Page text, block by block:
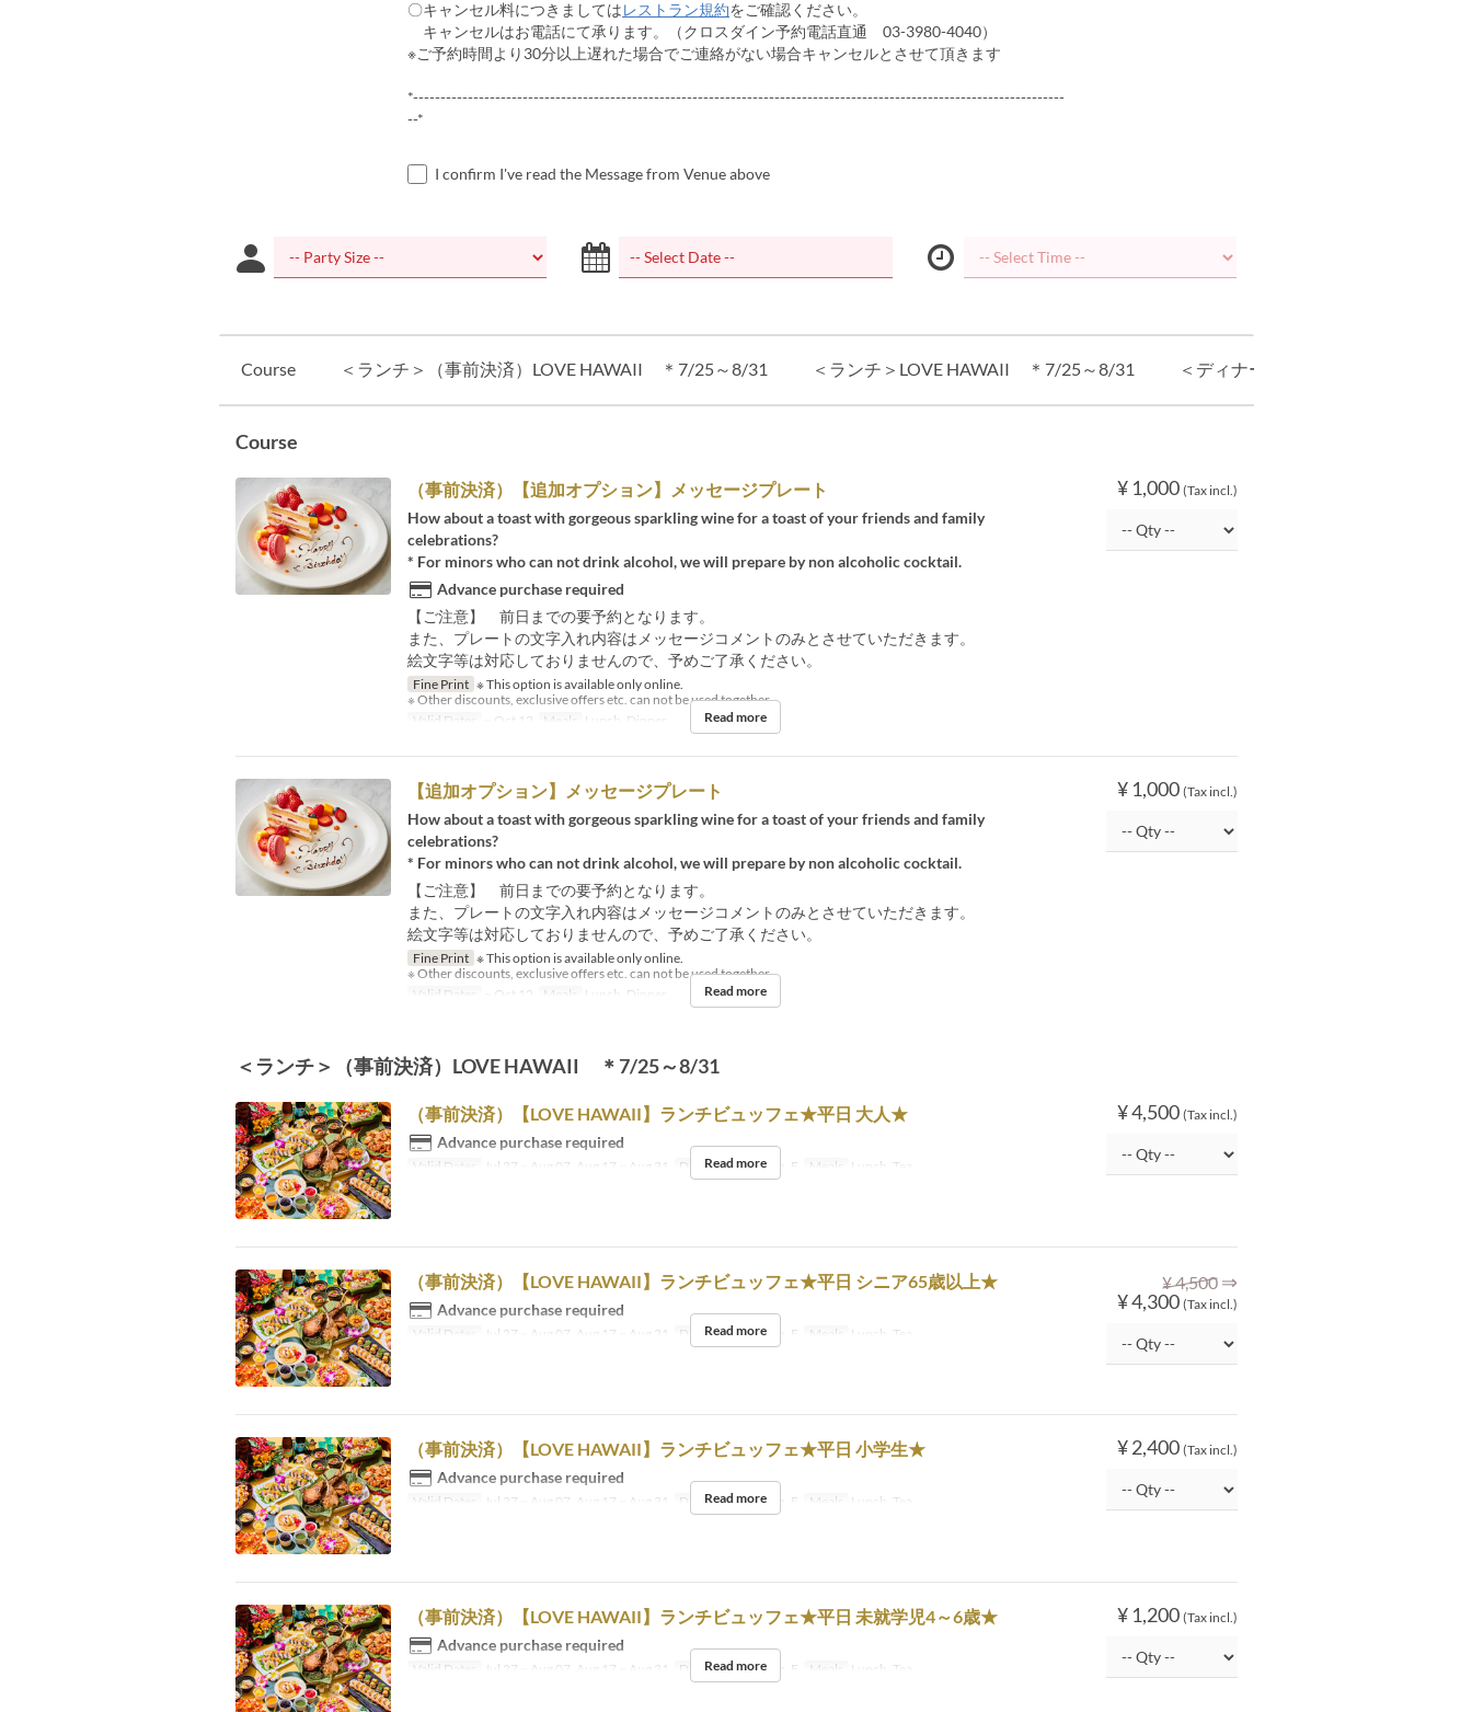
〇キャンセル料につきましてはレストラン規約をご確認ください。
キャンセルはお電話にて承ります。（クロスダイン予約電話直通 03-3980-4040）
※ご予約時間より30分以上遅れた場合でご連絡がない場合キャンセルとさせて頂きます
*-----------------------------------------------------------------------------------------------------------------------
--*
I confirm I've read the Message from Venue above
Course ＜ランチ＞（事前決済）LOVE HAWAII ＊7/25～8/31 ＜ランチ＞LOVE HAWAII ＊7/25～8/31 ＜ディナー＞（事前決済）LOVE
Course
¥ 1,000 (Tax incl.)
（事前決済）【追加オプション】メッセージプレート
How about a toast with gorgeous sparkling wine for a toast of your friends and family
celebrations?
* For minors who can not drink alcohol, we will prepare by non alcoholic cocktail.
Advance purchase required
【ご注意】 前日までの要予約となります。
また、プレートの文字入れ内容はメッセージコメントのみとさせていただきます。
絵文字等は対応しておりませんので、予めご了承ください。
Fine Print ※ This option is available only online.
※ Other discounts, exclusive offers etc. can not be used together.
Valid Dates
~ Oct 12 Meals Lunch, Dinner Read more
¥ 1,000 (Tax incl.)
【追加オプション】メッセージプレート
How about a toast with gorgeous sparkling wine for a toast of your friends and family
celebrations?
* For minors who can not drink alcohol, we will prepare by non alcoholic cocktail.
【ご注意】 前日までの要予約となります。
また、プレートの文字入れ内容はメッセージコメントのみとさせていただきます。
絵文字等は対応しておりませんので、予めご了承ください。
Fine Print ※ This option is available only online.
※ Other discounts, exclusive offers etc. can not be used together.
Valid Dates
~ Oct 12 Meals Lunch, Dinner Read more
＜ランチ＞（事前決済）LOVE HAWAII ＊7/25～8/31
¥ 4,500 (Tax incl.)
（事前決済）【LOVE HAWAII】ランチビュッフェ★平日 大人★
Advance purchase required
Valid Dates Jul 27 ~ Aug 07, Aug 17 ~ Aug 31 Days M, Tu, W, Th, F Meals Lunch, Tea
Read more
¥ 4,500 ⇒
¥ 4,300 (Tax incl.)
（事前決済）【LOVE HAWAII】ランチビュッフェ★平日 シニア65歳以上★
Advance purchase required
Valid Dates Jul 27 ~ Aug 07, Aug 17 ~ Aug 31 Days M, Tu, W, Th, F Meals Lunch, Tea
Read more
¥ 2,400 (Tax incl.)
（事前決済）【LOVE HAWAII】ランチビュッフェ★平日 小学生★
Advance purchase required
Valid Dates Jul 27 ~ Aug 07, Aug 17 ~ Aug 31 Days M, Tu, W, Th, F Meals Lunch, Tea
Read more
¥ 1,200 (Tax incl.)
（事前決済）【LOVE HAWAII】ランチビュッフェ★平日 未就学児4～6歳★
Advance purchase required
Valid Dates Jul 27 ~ Aug 07, Aug 17 ~ Aug 31 Days M, Tu, W, Th, F Meals Lunch, Tea
Read more